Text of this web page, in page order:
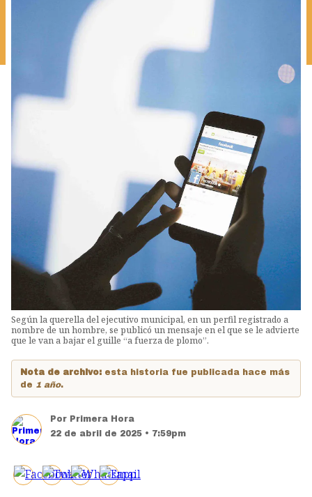
Según la querella del ejecutivo municipal, en un perfil registrado a
nombre de un hombre, se publicó un mensaje en el que se le advierte
que le van a bajar el guille “a fuerza de plomo”.
Nota de archivo: esta historia fue publicada hace más
de 1 año.
Por Primera Hora
22 de abril de 2025 • 7:59pm